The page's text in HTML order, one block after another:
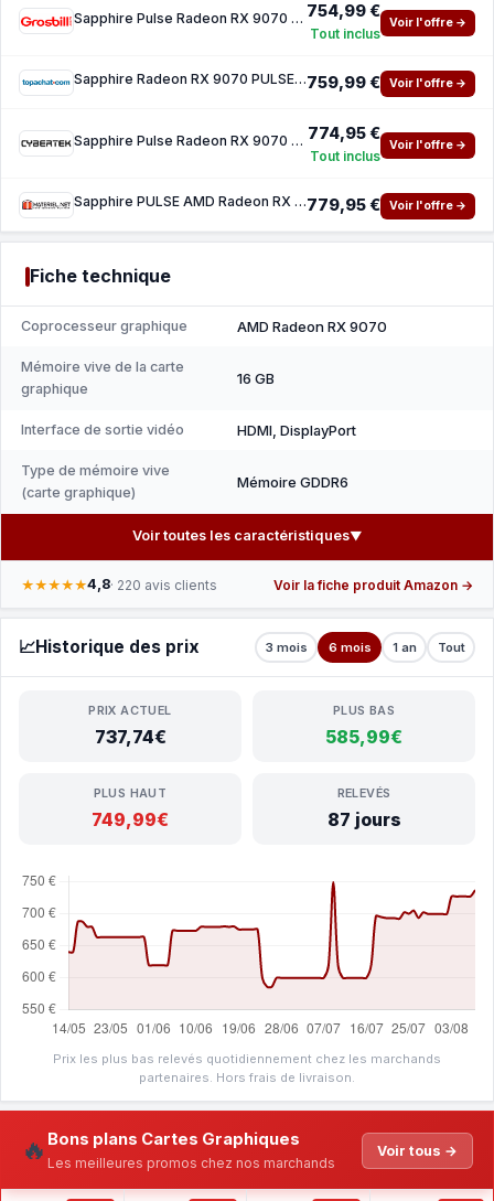
Sapphire Pulse Radeon RX 9070 GAMING OC 16GB 754,99 €
Tout inclus
Voir l'offre →
Sapphire Radeon RX 9070 PULSE GAMING759,99 € Voir l'offre →
Sapphire Pulse Radeon RX 9070 GAMING OC 16GB 774,95 €
Tout inclus
Voir l'offre →
Sapphire PULSE AMD Radeon RX 9070779,95 € Voir l'offre →
Fiche technique
Coprocesseur graphique AMD Radeon RX 9070
Mémoire vive de la carte
graphique
16 GB
Interface de sortie vidéo HDMI, DisplayPort
Type de mémoire vive
(carte graphique)
Mémoire GDDR6
Voir toutes les caractéristiques▼
★★★★★4,8· 220 avis clients Voir la fiche produit Amazon →
📈Historique des prix 3 mois 6 mois 1 an Tout
PRIX ACTUEL
737,74€
PLUS BAS
585,99€
PLUS HAUT
749,99€
RELEVÉS
87 jours
Prix les plus bas relevés quotidiennement chez les marchands
partenaires. Hors frais de livraison.
🔥 Bons plans Cartes Graphiques
Les meilleures promos chez nos marchands
Voir tous →